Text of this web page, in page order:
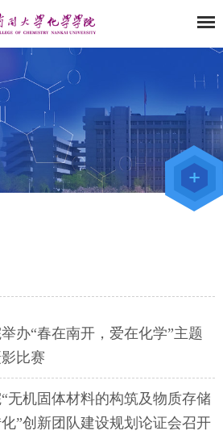
办“春在南开，爱在化学”主题
比赛
无机固体材料的构筑及物质存储
”创新团队建设规划论证会召开